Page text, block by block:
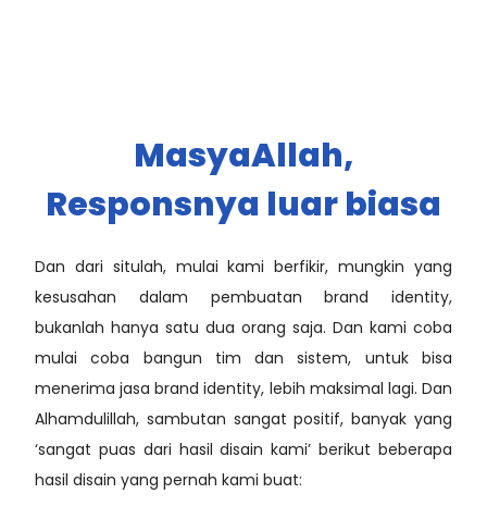
MasyaAllah,
Responsnya luar biasa
Dan dari situlah, mulai kami berfikir, mungkin yang
kesusahan dalam pembuatan brand identity,
bukanlah hanya satu dua orang saja. Dan kami coba
mulai coba bangun tim dan sistem, untuk bisa
menerima jasa brand identity, lebih maksimal lagi. Dan
Alhamdulillah, sambutan sangat positif, banyak yang
‘sangat puas dari hasil disain kami’ berikut beberapa
hasil disain yang pernah kami buat: